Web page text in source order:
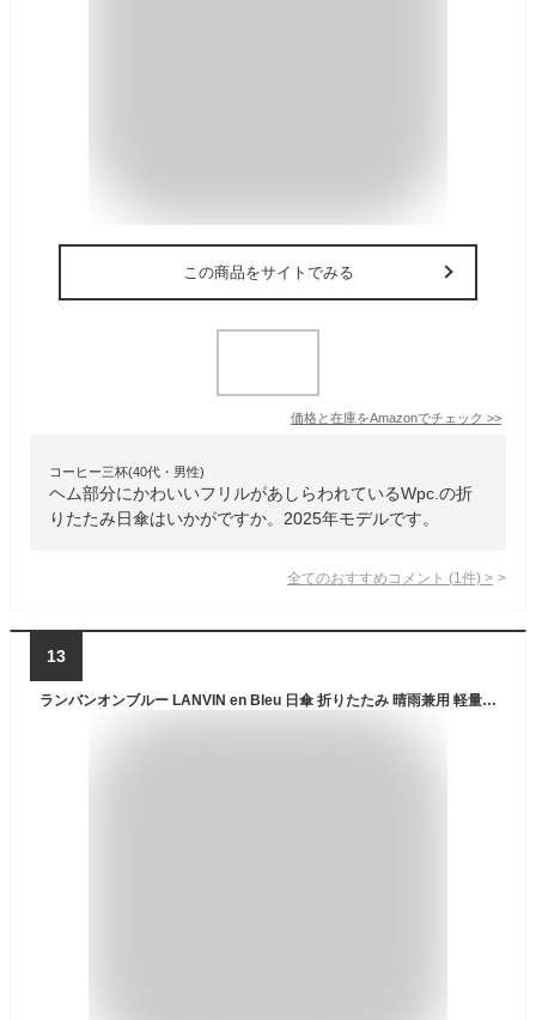
この商品をサイトでみる
価格と在庫をAmazonでチェック >>
コーヒー三杯(40代・男性)
ヘム部分にかわいいフリルがあしらわれているWpc.の折
りたたみ日傘はいかがですか。2025年モデルです。
全てのおすすめコメント (1 件) >
13
ランバンオンブルー LANVIN en Bleu 日傘 折りたたみ 晴雨兼用 軽量 ショート レディース 50cm 遮熱 遮光 UVカット 紫外線対策 楽々開閉 ストライプJQ ワンノット 22-084-11853-51